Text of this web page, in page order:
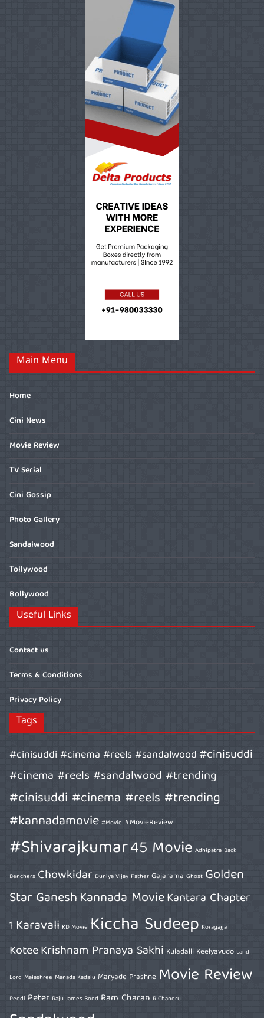
Main Menu
Home
Cini News
Movie Review
TV Serial
Cini Gossip
Photo Gallery
Sandalwood
Tollywood
Bollywood
Useful Links
Contact us
Terms & Conditions
Privacy Policy
Tags
#cinisuddi #cinema #reels #sandalwood#cinisuddi
#cinema #reels #sandalwood #trending
#cinisuddi #cinema #reels #trending
#kannadamovie #Movie #MovieReview
#Shivarajkumar45 Movie Adhipatra Back
Benchers Chowkidar Duniya Vijay Father Gajarama Ghost Golden
Star GaneshKannada MovieKantara Chapter
1 Karavali KD Movie Kiccha Sudeep Koragajja
KoteeKrishnam Pranaya Sakhi Kuladalli Keelyavudo Land
Lord Malashree Manada Kadalu Maryade Prashne Movie Review
Peddi Peter Raju James Bond Ram Charan R Chandru